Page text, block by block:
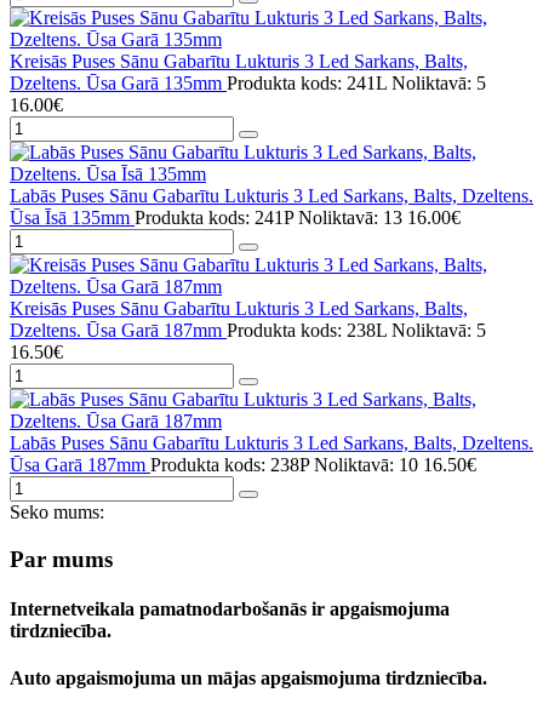
Kreisās Puses Sānu Gabarītu Lukturis 3 Led Sarkans, Balts,
Dzeltens. Ūsa Garā 135mm Produkta kods: 241L Noliktavā: 5
16.00€
Labās Puses Sānu Gabarītu Lukturis 3 Led Sarkans, Balts, Dzeltens.
Ūsa Īsā 135mm Produkta kods: 241P Noliktavā: 13 16.00€
Kreisās Puses Sānu Gabarītu Lukturis 3 Led Sarkans, Balts,
Dzeltens. Ūsa Garā 187mm Produkta kods: 238L Noliktavā: 5
16.50€
Labās Puses Sānu Gabarītu Lukturis 3 Led Sarkans, Balts, Dzeltens.
Ūsa Garā 187mm Produkta kods: 238P Noliktavā: 10 16.50€
Seko mums:
Par mums
Internetveikala pamatnodarbošanās ir apgaismojuma
tirdzniecība.
Auto apgaismojuma un mājas apgaismojuma tirdzniecība.